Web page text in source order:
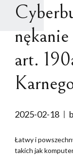
art.
2025-02-18
Łatwy i
takich jak